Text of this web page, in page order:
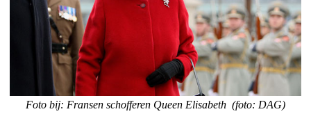
Foto bij: Fransen schofferen Queen Elisabeth (foto: DAG)